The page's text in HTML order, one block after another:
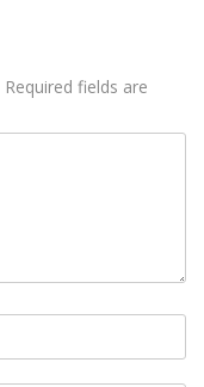
Required fields are